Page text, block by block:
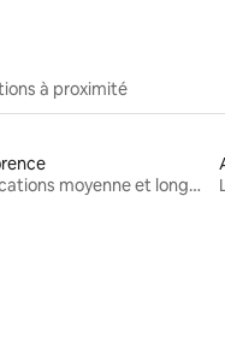
à proximité
Locations moyenne et longue durée